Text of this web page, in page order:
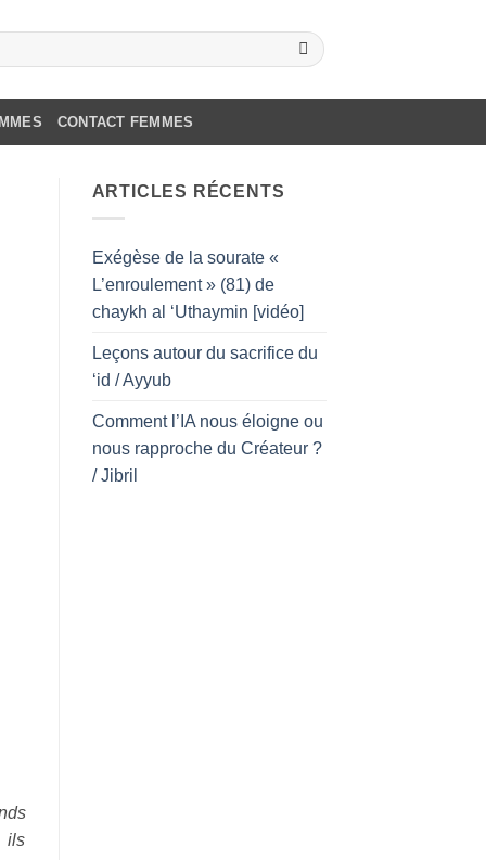
CONTACT FEMMES
ils
ARTICLES RÉCENTS
Exégèse de la sourate «
L’enroulement » (81) de
chaykh al ‘Uthaymin [vidéo]
Leçons autour du sacrifice du
‘id / Ayyub
Comment l’IA nous éloigne ou
nous rapproche du Créateur ?
/ Jibril